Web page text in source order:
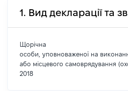
1. Вид декларації та
Щорічна
особи, уповноваженої на
або місцевого самоврядування
2018